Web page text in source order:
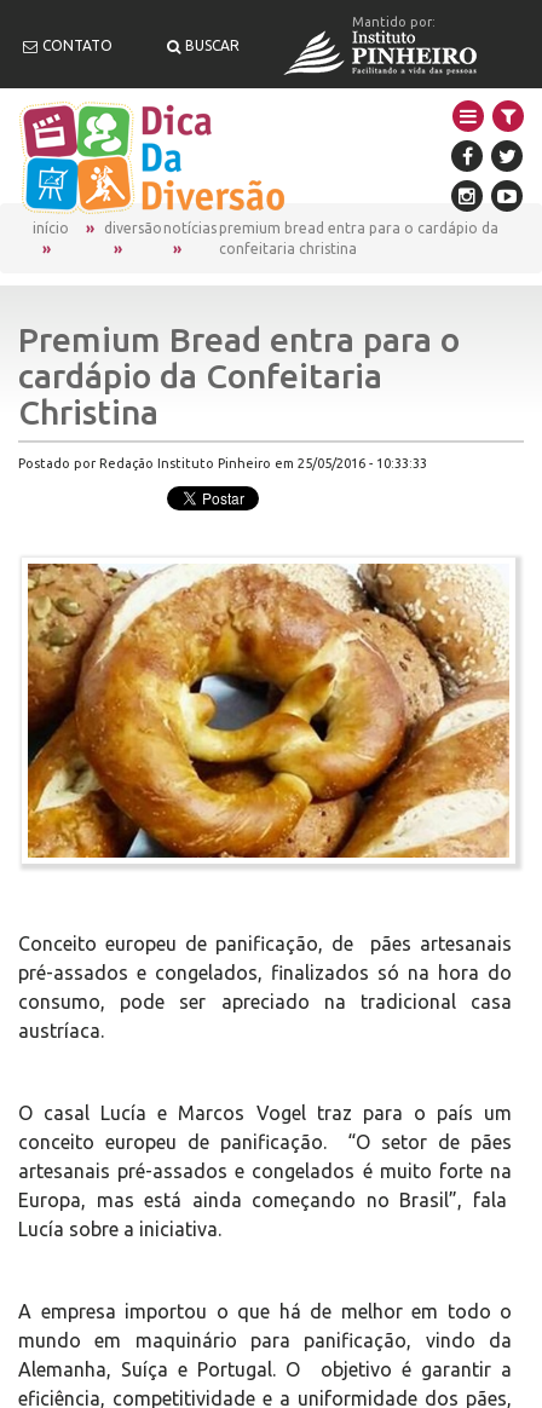
CONTATO BUSCAR
Mantido por:
início diversão notícias premium bread entra para o cardápio da
confeitaria christina
Premium Bread entra para o
cardápio da Confeitaria
Christina
Postado por Redação Instituto Pinheiro em 25/05/2016 - 10:33:33
Conceito europeu de panificação, de pães artesanais
pré-assados e congelados, finalizados só na hora do
consumo, pode ser apreciado na tradicional casa
austríaca.
O casal Lucía e Marcos Vogel traz para o país um
conceito europeu de panificação. “O setor de pães
artesanais pré-assados e congelados é muito forte na
Europa, mas está ainda começando no Brasil”, fala
Lucía sobre a iniciativa.
A empresa importou o que há de melhor em todo o
mundo em maquinário para panificação, vindo da
Alemanha, Suíça e Portugal. O objetivo é garantir a
eficiência, competitividade e a uniformidade dos pães,